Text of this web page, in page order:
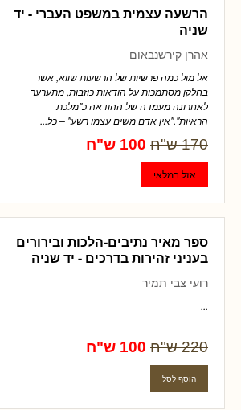
הרשעה עצמית במשפט העברי - יד
שניה
אהרן קירשנבאום
אל מול כמה פרשיות של הרשעות שווא, אשר
בחלקן מסתמכות על הודאות כוזבות, מתערער
לאחרונה מעמדה של ההודאה כ"מלכת
הראיות"."אין אדם משים עצמו רשע" – כל...
170 ש"ח 100 ש"ח
ספר מאיר נתיבים-הלכות ובירורים
בעניני זהירות בדרכים - יד שניה
רועי צבי תמיר
...
220 ש"ח 100 ש"ח